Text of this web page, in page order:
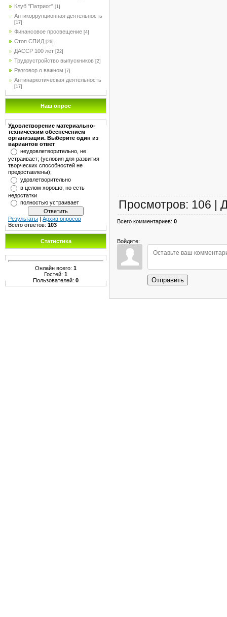
Клуб "Патриот" [1]
Антикоррупционная деятельность
[17]
Финансовое просвещение [4]
Стоп СПИД [26]
ДАССР 100 лет [22]
Трудоустройство выпускников [2]
Разговор о важном [7]
Антинаркотическая деятельность
[17]
Наш опрос
Удовлетворение материально-
техническим обеспечением
организации. Выберите один из
вариантов ответ
неудовлетворительно, не
устраивает; (условия для развития
творческих способностей не
предоставлены);
удовлетворительно
в целом хорошо, но есть
недостатки
полностью устраивает
Результаты | Архив опросов
Всего ответов: 103
Статистика
Онлайн всего: 1
Гостей: 1
Пользователей: 0
Просмотров: 106 |
Всего комментариев: 0
Войдите:
Отправить